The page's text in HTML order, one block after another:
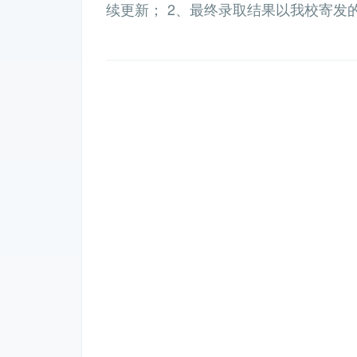
续更新； 2、最终录取结果以我校寄